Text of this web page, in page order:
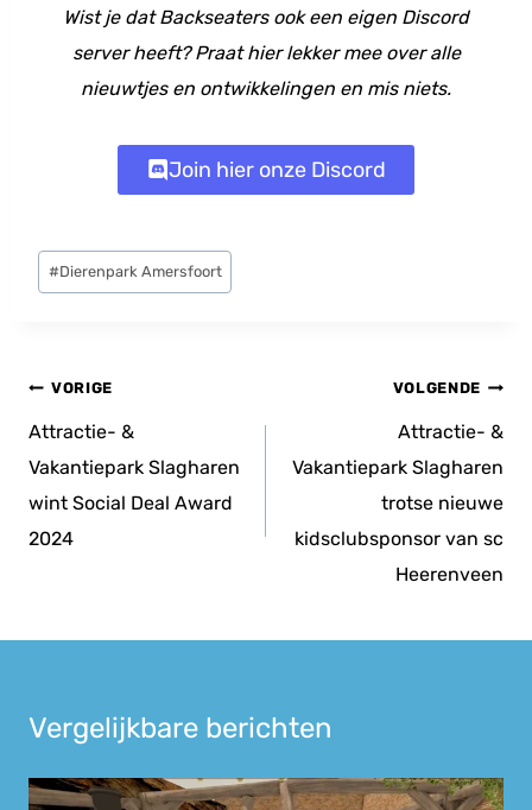
Wist je dat Backseaters ook een eigen Discord
server heeft? Praat hier lekker mee over alle
nieuwtjes en ontwikkelingen en mis niets.
Join hier onze Discord
Bericht
tags:
#Dierenpark Amersfoort
Bericht
navigatie
VORIGE
Attractie- &
Vakantiepark Slagharen
wint Social Deal Award
2024
VOLGENDE
Attractie- &
Vakantiepark Slagharen
trotse nieuwe
kidsclubsponsor van sc
Heerenveen
Vergelijkbare berichten